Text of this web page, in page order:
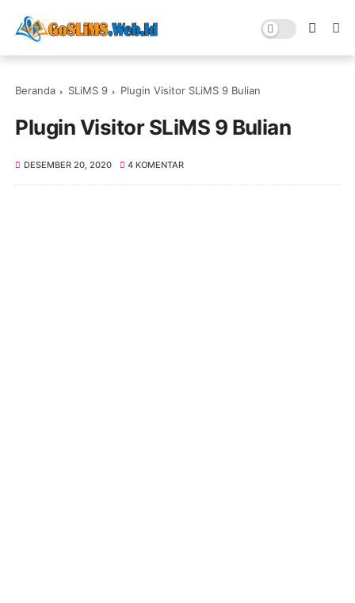
Beranda SLiMS 9 Plugin Visitor SLiMS 9 Bulian
Plugin Visitor SLiMS 9 Bulian
DESEMBER 20, 2020 4 KOMENTAR